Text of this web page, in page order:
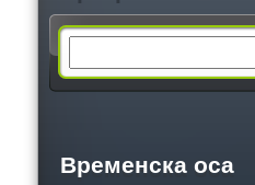
a
Временска оса